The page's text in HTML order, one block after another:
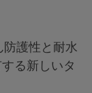
防護性と耐水
る新しいタ